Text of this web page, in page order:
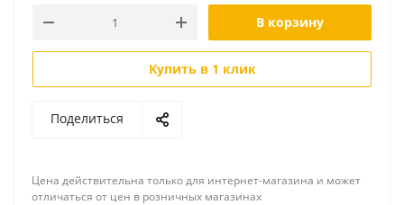
В корзину
Купить в 1 клик
Поделиться
Цена действительна только для интернет-магазина и может
отличаться от цен в розничных магазинах